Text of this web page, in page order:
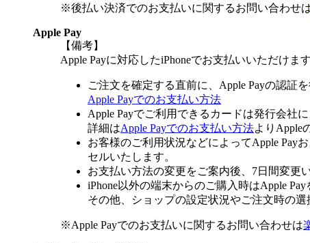
※後払い決済でのお支払いに関するお問い合わせ
Apple Pay
【備考】
Apple Payに対応したiPhoneでお支払いいただけます
ご注文を確定する直前に、Apple Payの認証
Apple Payでのお支払い方法
Apple Payでご利用できるカードは発行会社
詳細はApple Payでのお支払い方法よりApple
お客様のご利用状況などによってApple Pay
セルいたします。
お支払い方法の変更をご案内後、7日間変更
iPhone以外の端末からのご購入時はApple
その他、ショップの設定状況やご注文時の
※Apple Payでのお支払いに関するお問い合わせは